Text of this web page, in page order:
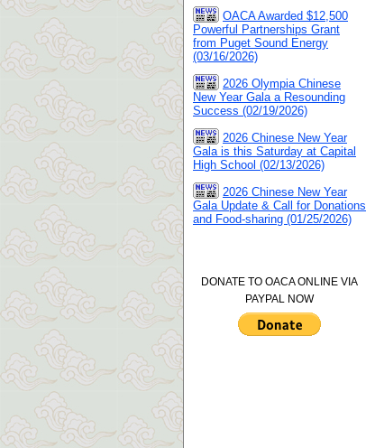
OACA Awarded $12,500
Powerful Partnerships Grant
from Puget Sound Energy
(03/16/2026)
2026 Olympia Chinese
New Year Gala a Resounding
Success (02/19/2026)
2026 Chinese New Year
Gala is this Saturday at Capital
High School (02/13/2026)
2026 Chinese New Year
Gala Update & Call for Donations
and Food-sharing (01/25/2026)
DONATE TO OACA ONLINE VIA
PAYPAL NOW